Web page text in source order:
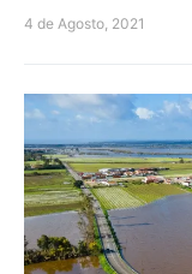
4 de Agosto, 2021